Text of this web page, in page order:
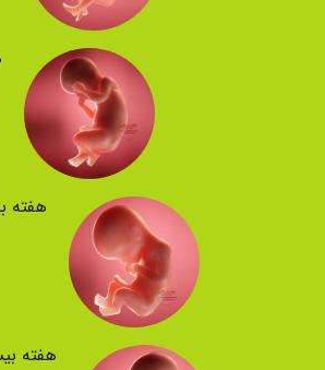
هفته
هفته